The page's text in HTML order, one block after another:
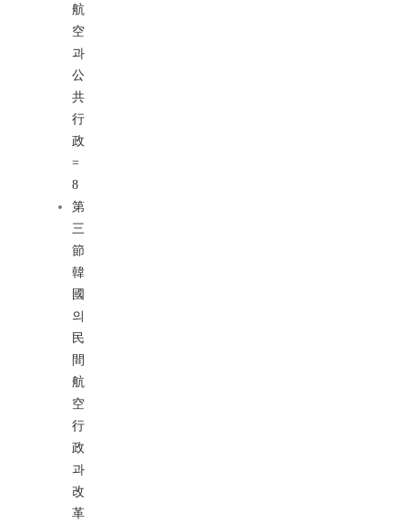
航
空
과
公
共
行
政
=
8
第
三
節
韓
國
의
民
間
航
空
行
政
과
改
革